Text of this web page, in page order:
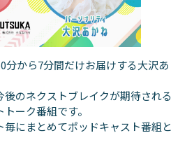
分から7分間だけお届けする大沢あ
のネクストブレイクが期待される
ーク番組です。
にまとめてポッドキャスト番組と